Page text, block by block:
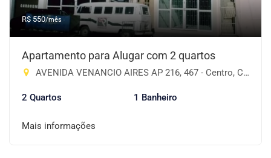
R$ 550/mês
Apartamento para Alugar com 2 quartos
AVENIDA VENANCIO AIRES AP 216, 467 - Centro, Cruz Alta-RS
2 Quartos 1 Banheiro
Mais informações